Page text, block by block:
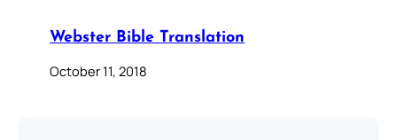
Webster Bible Translation
October 11, 2018